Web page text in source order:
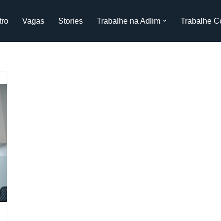
Vagas Stories Trabalhe na Adlim Trabalhe